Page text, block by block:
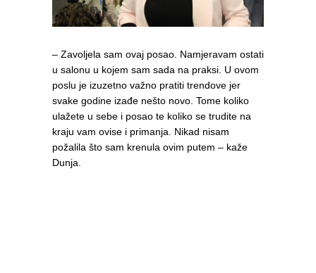
– Zavoljela sam ovaj posao. Namjeravam ostati
u salonu u kojem sam sada na praksi. U ovom
poslu je izuzetno važno pratiti trendove jer
svake godine izađe nešto novo. Tome koliko
ulažete u sebe i posao te koliko se trudite na
kraju vam ovise i primanja. Nikad nisam
požalila što sam krenula ovim putem – kaže
Dunja.